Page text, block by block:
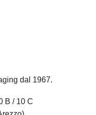
dal 1967.
B / 10 C